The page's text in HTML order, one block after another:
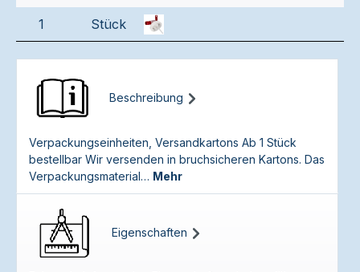
1 Stück
Beschreibung
Verpackungseinheiten, Versandkartons Ab 1 Stück
bestellbar Wir versenden in bruchsicheren Kartons. Das
Verpackungsmaterial… Mehr
Eigenschaften